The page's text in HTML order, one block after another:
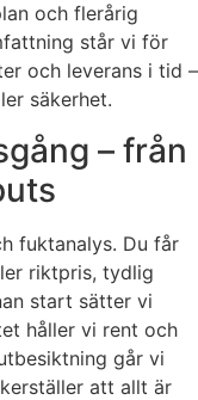
och flerårig
står vi för
och leverans i tid –
säkerhet.
– från
fuktanalys. Du får
riktpris, tydlig
start sätter vi
håller vi rent och
går vi
att allt är